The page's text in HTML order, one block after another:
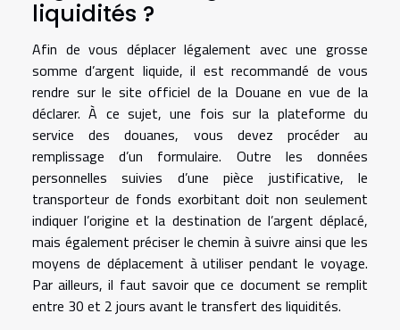
liquidités ?
Afin de vous déplacer légalement avec une grosse
somme d’argent liquide, il est recommandé de vous
rendre sur le site officiel de la Douane en vue de la
déclarer. À ce sujet, une fois sur la plateforme du
service des douanes, vous devez procéder au
remplissage d’un formulaire. Outre les données
personnelles suivies d’une pièce justificative, le
transporteur de fonds exorbitant doit non seulement
indiquer l’origine et la destination de l’argent déplacé,
mais également préciser le chemin à suivre ainsi que les
moyens de déplacement à utiliser pendant le voyage.
Par ailleurs, il faut savoir que ce document se remplit
entre 30 et 2 jours avant le transfert des liquidités.